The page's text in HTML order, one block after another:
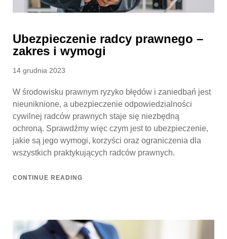
Ubezpieczenie radcy prawnego –
zakres i wymogi
Posted
14 grudnia 2023
W środowisku prawnym ryzyko błędów i zaniedbań jest
nieuniknione, a ubezpieczenie odpowiedzialności
cywilnej radców prawnych staje się niezbędną
ochroną. Sprawdźmy więc czym jest to ubezpieczenie,
jakie są jego wymogi, korzyści oraz ograniczenia dla
wszystkich praktykujących radców prawnych.
CONTINUE READING